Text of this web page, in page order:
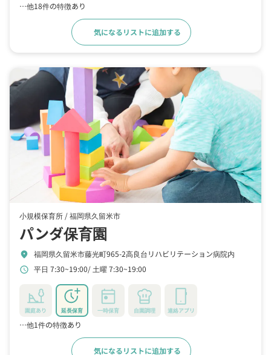
…他18件の特徴あり
気になるリストに追加する
小規模保育所 /福岡県久留米市
パンダ保育園
location_on 福岡県久留米市藤光町965-2高良台リハビリテーション病院内
schedule 平日 7:30~19:00 土曜 7:30~19:00
園庭あり 延長保育 一時保育 自園調理 連絡アプリ
…他1件の特徴あり
気になるリストに追加する